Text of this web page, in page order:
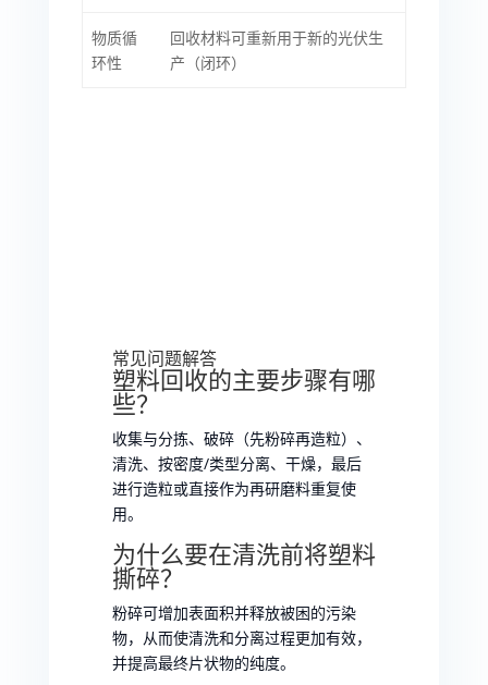
物质循
环性
回收材料可重新用于新的光伏生
产（闭环）
常见问题解答
塑料回收的主要步骤有哪
些？
收集与分拣、破碎（先粉碎再造粒）、
清洗、按密度/类型分离、干燥，最后
进行造粒或直接作为再研磨料重复使
用。
为什么要在清洗前将塑料
撕碎？
粉碎可增加表面积并释放被困的污染
物，从而使清洗和分离过程更加有效，
并提高最终片状物的纯度。